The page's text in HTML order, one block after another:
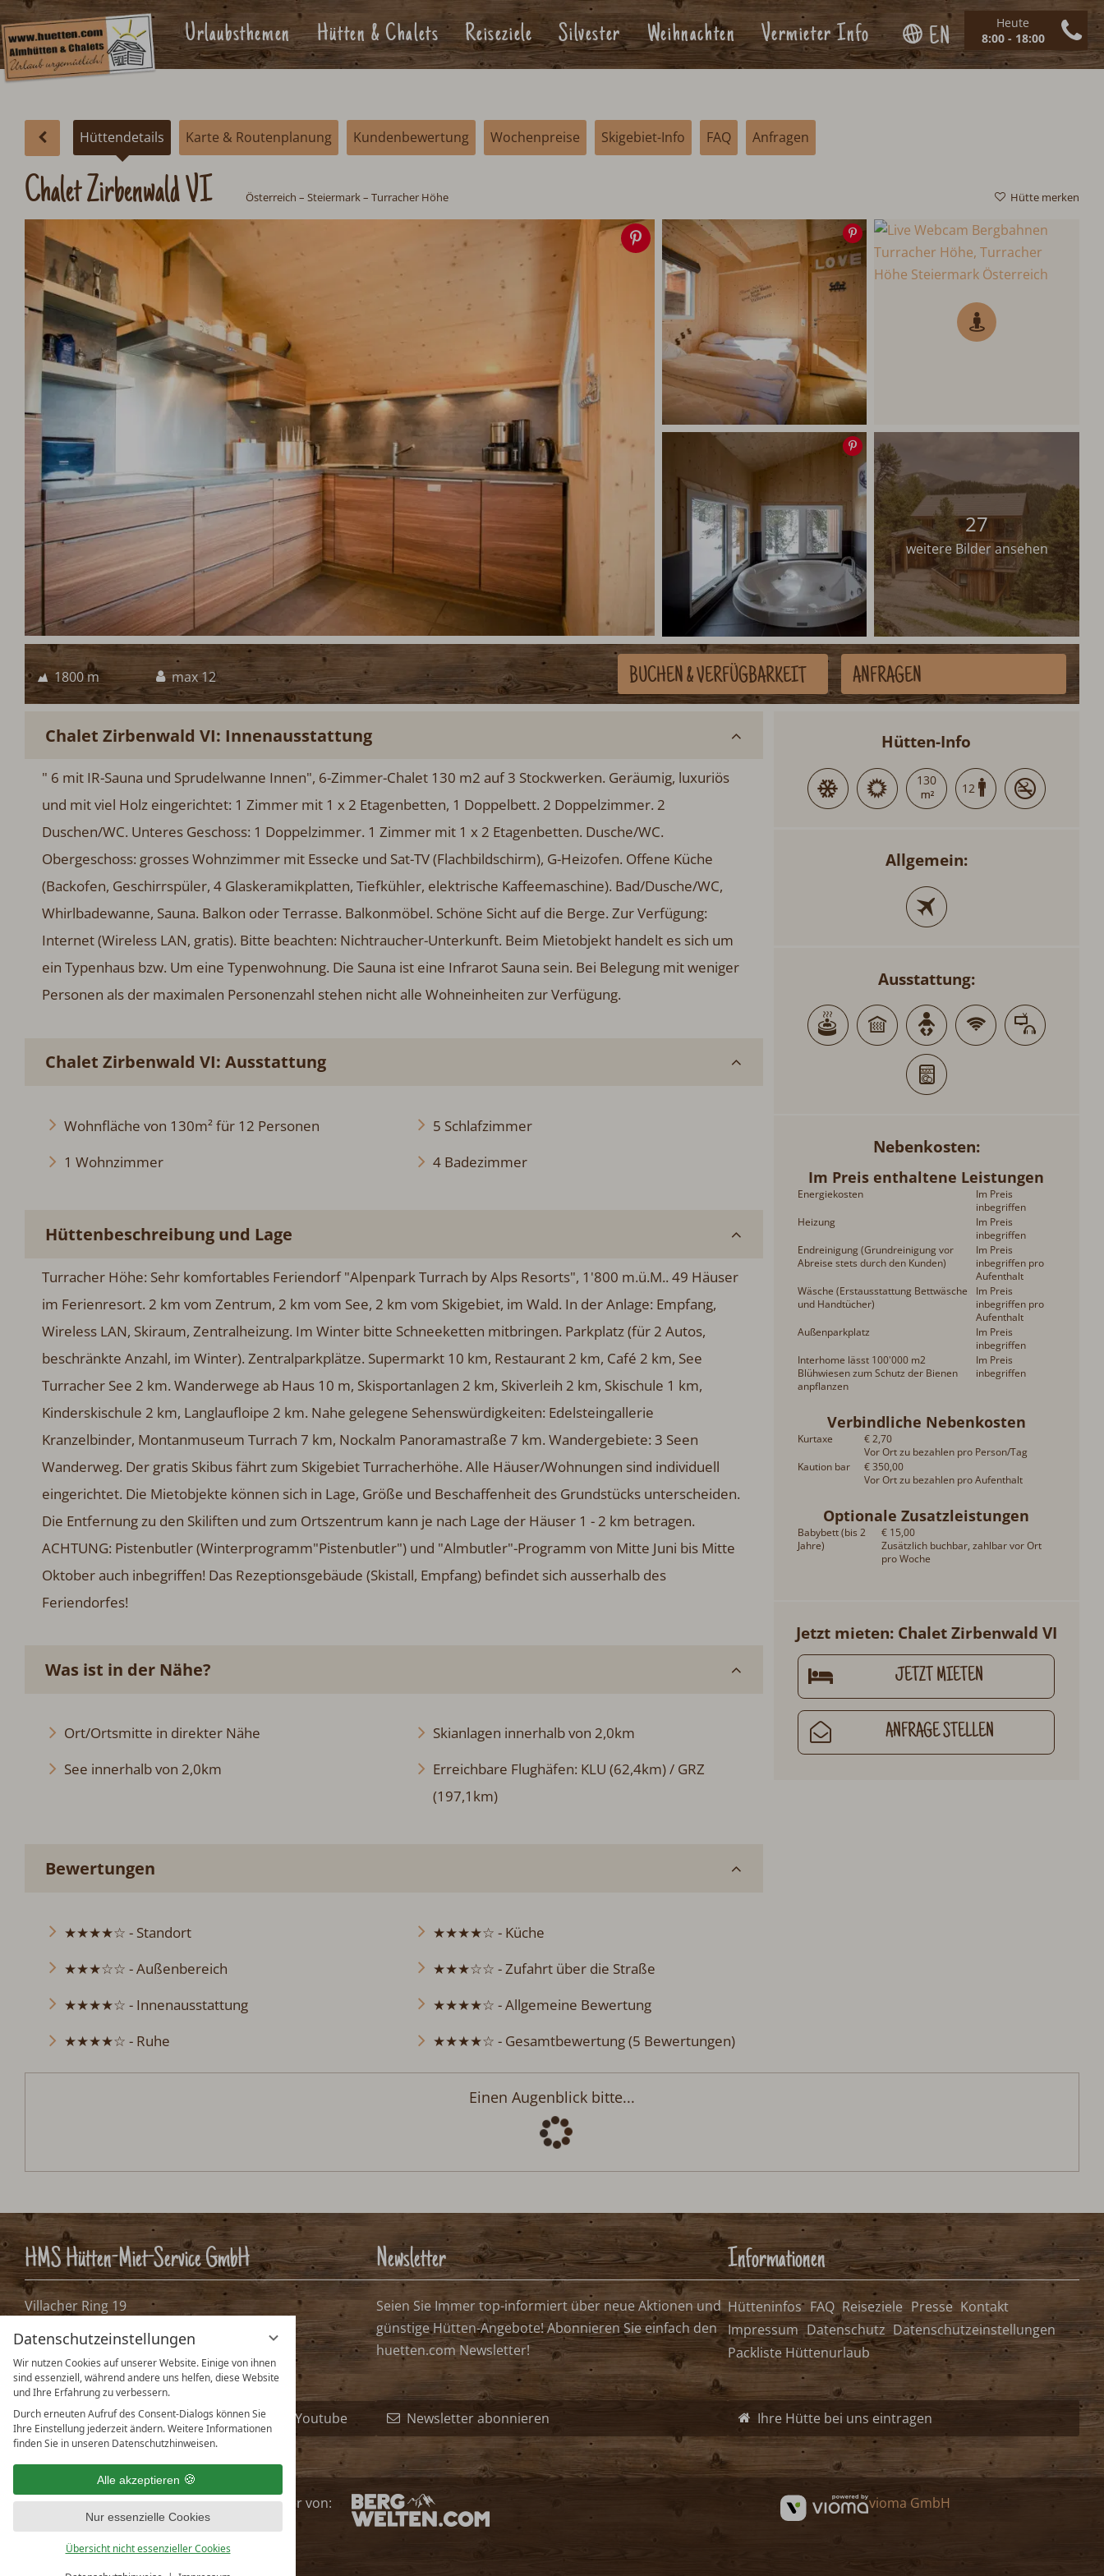
Datenschutzeinstellungen
Wir nutzen Cookies auf unserer Website. Einige von ihnen
sind essenziell, während andere uns helfen, diese Website
und Ihre Erfahrung zu verbessern.
Durch erneuten Aufruf des Consent-Dialogs können Sie
Ihre Einstellung jederzeit ändern. Weitere Informationen
finden Sie in unseren Datenschutzhinweisen.
Alle akzeptieren
Nur essenzielle Cookies
Übersicht nicht essenzieller Cookies
Heute
8:00 - 18:00
Urlaubsthemen Hütten & Chalets Reiseziele Silvester Weihnachten Vermieter Info EN
Hüttendetails Karte & Routenplanung Kundenbewertung Wochenpreise Skigebiet-Info FAQ Anfragen
Hütte merken
Chalet Zirbenwald VI Österreich – Steiermark– Turracher Höhe
Speichern Speichern
Speichern
27
weitere Bilder ansehen
1800 m max 12 BUCHEN& VERFÜGBARKEIT ANFRAGEN
Chalet Zirbenwald VI: Innenausstattung
" 6 mit IR-Sauna und Sprudelwanne Innen", 6-Zimmer-Chalet 130 m2 auf 3 Stockwerken. Geräumig, luxuriös
und mit viel Holz eingerichtet: 1 Zimmer mit 1 x 2 Etagenbetten, 1 Doppelbett. 2 Doppelzimmer. 2
Duschen/WC. Unteres Geschoss: 1 Doppelzimmer. 1 Zimmer mit 1 x 2 Etagenbetten. Dusche/WC.
Obergeschoss: grosses Wohnzimmer mit Essecke und Sat-TV (Flachbildschirm), G-Heizofen. Offene Küche
(Backofen, Geschirrspüler, 4 Glaskeramikplatten, Tiefkühler, elektrische Kaffeemaschine). Bad/Dusche/WC,
Whirlbadewanne, Sauna. Balkon oder Terrasse. Balkonmöbel. Schöne Sicht auf die Berge. Zur Verfügung:
Internet (Wireless LAN, gratis). Bitte beachten: Nichtraucher-Unterkunft. Beim Mietobjekt handelt es sich um
ein Typenhaus bzw. Um eine Typenwohnung. Die Sauna ist eine Infrarot Sauna sein. Bei Belegung mit weniger
Personen als der maximalen Personenzahl stehen nicht alle Wohneinheiten zur Verfügung.
Chalet Zirbenwald VI: Ausstattung
Wohnfläche von 130m² für 12 Personen
1 Wohnzimmer
5 Schlafzimmer
4 Badezimmer
Hüttenbeschreibung und Lage
Turracher Höhe: Sehr komfortables Feriendorf "Alpenpark Turrach by Alps Resorts", 1'800 m.ü.M.. 49 Häuser
im Ferienresort. 2 km vom Zentrum, 2 km vom See, 2 km vom Skigebiet, im Wald. In der Anlage: Empfang,
Wireless LAN, Skiraum, Zentralheizung. Im Winter bitte Schneeketten mitbringen. Parkplatz (für 2 Autos,
beschränkte Anzahl, im Winter). Zentralparkplätze. Supermarkt 10 km, Restaurant 2 km, Café 2 km, See
Turracher See 2 km. Wanderwege ab Haus 10 m, Skisportanlagen 2 km, Skiverleih 2 km, Skischule 1 km,
Kinderskischule 2 km, Langlaufloipe 2 km. Nahe gelegene Sehenswürdigkeiten: Edelsteingallerie
Kranzelbinder, Montanmuseum Turrach 7 km, Nockalm Panoramastraße 7 km. Wandergebiete: 3 Seen
Wanderweg. Der gratis Skibus fährt zum Skigebiet Turracherhöhe. Alle Häuser/Wohnungen sind individuell
eingerichtet. Die Mietobjekte können sich in Lage, Größe und Beschaffenheit des Grundstücks unterscheiden.
Die Entfernung zu den Skiliften und zum Ortszentrum kann je nach Lage der Häuser 1 - 2 km betragen.
ACHTUNG: Pistenbutler (Winterprogramm"Pistenbutler") und "Almbutler"-Programm von Mitte Juni bis Mitte
Oktober auch inbegriffen! Das Rezeptionsgebäude (Skistall, Empfang) befindet sich ausserhalb des
Feriendorfes!
Was ist in der Nähe?
Ort/Ortsmitte in direkter Nähe
See innerhalb von 2,0km
Skianlagen innerhalb von 2,0km
Erreichbare Flughäfen: KLU (62,4km) / GRZ
(197,1km)
Bewertungen
★★★★☆ - Standort
★★★☆☆ - Außenbereich
★★★★☆ - Innenausstattung
★★★★☆ - Ruhe
★★★★☆ - Küche
★★★☆☆ - Zufahrt über die Straße
★★★★☆ - Allgemeine Bewertung
★★★★☆ - Gesamtbewertung (5 Bewertungen)
Hütten-Info
130
12
Allgemein:
Ausstattung:
Nebenkosten
Im Preis enthaltene Leistungen
Energiekosten
Im Preis
inbegriffen
Heizung
Im Preis
inbegriffen
Endreinigung (Grundreinigung vor
Abreise stets durch den Kunden)
Im Preis
inbegriffen pro
Aufenthalt
Wäsche (Erstausstattung Bettwäsche
und Handtücher)
Im Preis
inbegriffen pro
Aufenthalt
Außenparkplatz
Im Preis
inbegriffen
Interhome lässt 100'000 m2
Blühwiesen zum Schutz der Bienen
anpflanzen
Im Preis
inbegriffen
Verbindliche Nebenkosten
Kurtaxe
€ 2,70
Vor Ort zu bezahlen pro Person/Tag
Kaution bar
€ 350,00
Vor Ort zu bezahlen pro Aufenthalt
Optionale Zusatzleistungen
Babybett (bis 2
Jahre)
€ 15,00
Zusätzlich buchbar, zahlbar vor Ort
pro Woche
Jetzt mieten: Chalet Zirbenwald VI
JETZT MIETEN
ANFRAGE STELLEN
Einen Augenblick bitte...
HMS Hütten-Miet-Service GmbH
Villacher Ring 19
info@huetten.com
www.huetten.com
Facebook Instagram Youtube
Newsletter
Seien Sie Immer top-informiert über neue Aktionen und
günstige Hütten-Angebote! Abonnieren Sie einfach den
huetten.com Newsletter!
Newsletter abonnieren
Informationen
Hütteninfos FAQ Reiseziele Presse Kontakt
Impressum Datenschutz Datenschutzeinstellungen
Packliste Hüttenurlaub
Ihre Hütte bei uns eintragen
vioma GmbH
huetten.com istPartnervon:
Deutsch English